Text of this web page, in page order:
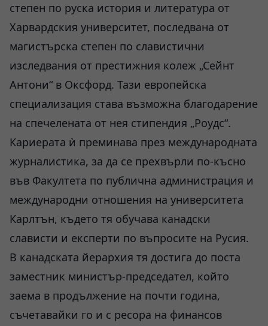
степен по руска история и литература от
Харвардския университет, последвана от
магистърска степен по славистични
изследвания от престижния колеж „Сейнт
Антони“ в Оксфорд. Тази европейска
специализация става възможна благодарение
на спечелената от нея стипендия „Роудс“.
Кариерата ѝ преминава през международната
журналистика, за да се прехвърли по-късно
във Факултета по публична администрация и
международни отношения на университета
Карлтън, където тя обучава канадски
слависти и експерти по въпросите на Русия.
В канадската йерархия тя достига до поста
заместник министър-председател, който
заема в продължение на почти година,
съчетавайки го и с ресора на финансов